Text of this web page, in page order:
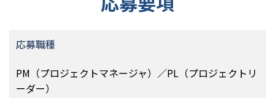
応募職種
PM（プロジェクトマネージャ）／PL（プロジェクトリ
ーダー）